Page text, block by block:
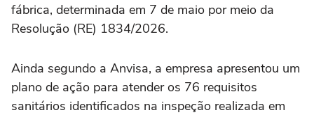
fábrica, determinada em 7 de maio por meio da
Resolução (RE) 1834/2026.
Ainda segundo a Anvisa, a empresa apresentou um
plano de ação para atender os 76 requisitos
sanitários identificados na inspeção realizada em